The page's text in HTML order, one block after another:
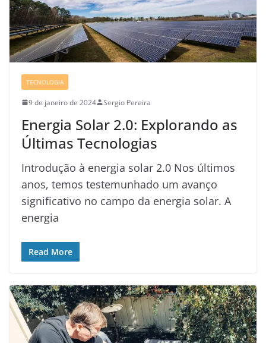
TECNOLOGIA
9 de janeiro de 2024 Sergio Pereira
Energia Solar 2.0: Explorando as
Últimas Tecnologias
Introdução à energia solar 2.0 Nos últimos
anos, temos testemunhado um avanço
significativo no campo da energia solar. A
energia
Read More